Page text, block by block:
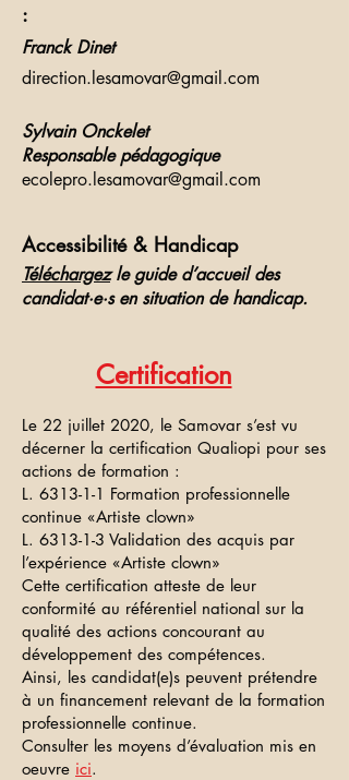
:
Franck Dinet
direction.lesamovar@gmail.com
Sylvain Onckelet
Responsable pédagogique
ecolepro.lesamovar@gmail.com
Accessibilité & Handicap
Téléchargezle guide d’accueil des
candidat·e·s en situation de handicap.
Certification
Le 22 juillet 2020, le Samovar s’est vu
décerner la certification Qualiopi pour ses
actions de formation :
L. 6313-1-1 Formation professionnelle
continue «Artiste clown»
L. 6313-1-3 Validation des acquis par
l’expérience «Artiste clown»
Cette certification atteste de leur
conformité au référentiel national sur la
qualité des actions concourant au
développement des compétences.
Ainsi, les candidat(e)s peuvent prétendre
à un financement relevant de la formation
professionnelle continue.
Consulter les moyens d’évaluation mis en
oeuvre ici.